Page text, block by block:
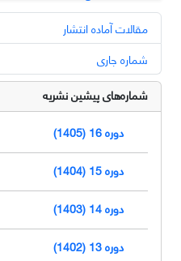
مقالات آماده انتشار
شماره جاری
شماره‌های پیشین نشریه
دوره 16 (1405)
دوره 15 (1404)
دوره 14 (1403)
دوره 13 (1402)